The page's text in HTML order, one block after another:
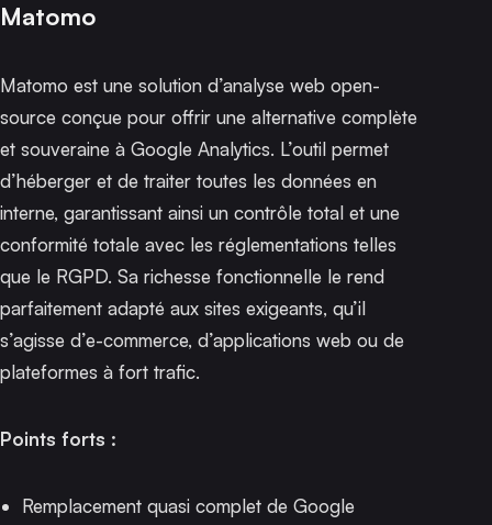
Matomo
Matomo est une solution d’analyse web open-
source conçue pour offrir une alternative complète
et souveraine à Google Analytics. L’outil permet
d’héberger et de traiter toutes les données en
interne, garantissant ainsi un contrôle total et une
conformité totale avec les réglementations telles
que le RGPD. Sa richesse fonctionnelle le rend
parfaitement adapté aux sites exigeants, qu’il
s’agisse d’e-commerce, d’applications web ou de
plateformes à fort trafic.
Points forts :
Remplacement quasi complet de Google